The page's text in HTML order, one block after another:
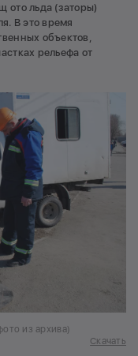
ото льда (заторы)
В это время
объектов,
рельефа от
из архива)
Скачать